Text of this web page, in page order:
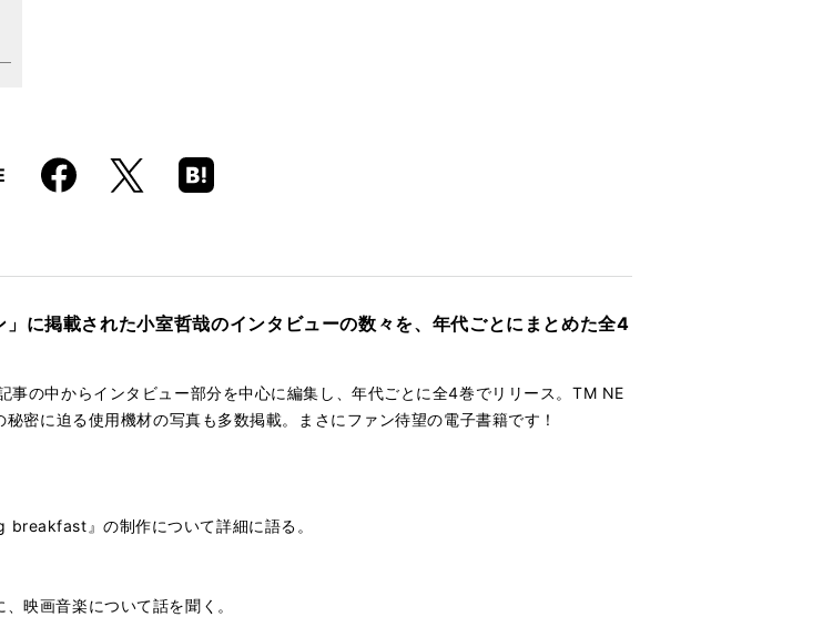
Faceboo
k
X
Hatena
Boo
に掲載された小室哲哉のインタビューの数々を、年代ごとにまとめた全4
の中からインタビュー部分を中心に編集し、年代ごとに全4巻でリリース。TM NE
密に迫る使用機材の写真も多数掲載。まさにファン待望の電子書籍です！
』の制作について詳細に語る。
映画音楽について話を聞く。